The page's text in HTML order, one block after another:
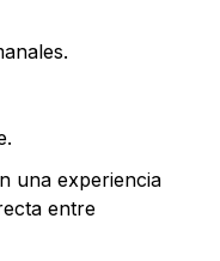
una experiencia
entre